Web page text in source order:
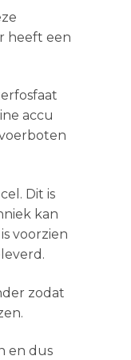
heeft een
accu
Dit is
kan
voorzien
zodat
en dus